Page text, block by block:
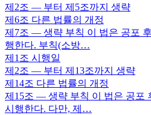
제2조 — 부터 제5조까지 생략
제6조 다른 법률의 개정
제7조 — 생략 부칙 이 법은 공포
행한다. 부칙(소방…
제1조 시행일
제2조 — 부터 제13조까지 생략
제14조 다른 법률의 개정
제15조 — 생략 부칙 이 법은 공포
시행한다. 다만, 제…